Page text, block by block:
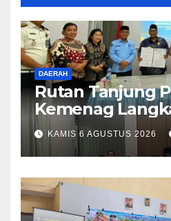
DAERAH
Rutan Tanjung
Kemenag
PKS Pembinaan
Warga Binaan
KAMIS 6 AGUSTUS 2026